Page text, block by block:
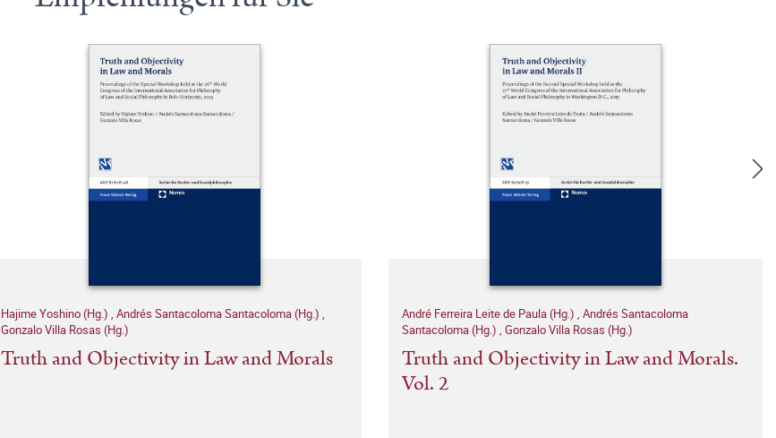
Hajime Yoshino (Hg.) , Andrés Santacoloma Santacoloma (Hg.) ,
Gonzalo Villa Rosas (Hg.)
Truth and Objectivity in Law and Morals
André Ferreira Leite de Paula (Hg.) , Andrés Santacoloma
Santacoloma (Hg.) , Gonzalo Villa Rosas (Hg.)
Truth and Objectivity in Law and Morals.
Vol. 2